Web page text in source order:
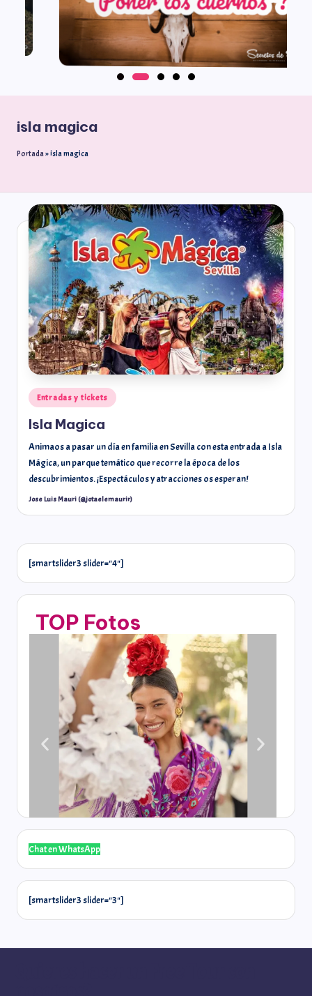
isla magica
Portada»isla magica
Entradas y tickets
Isla Magica
Animaos a pasar un día en familia en Sevilla con esta entrada a Isla
Mágica, un parque temático que recorre la época de los
descubrimientos. ¡Espectáculos y atracciones os esperan!
Jose Luis Mauri (@jotaelemaurir)
[smartslider3 slider="4"]
TOP Fotos
Chat en WhatsApp
[smartslider3 slider="3"]